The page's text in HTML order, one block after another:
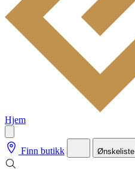
Hjem
Finn butikk Ønskeliste